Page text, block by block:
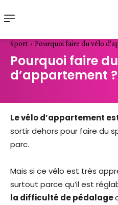
Sport Pourquoi faire du vélo
Pourquoi faire
d’appartement ?
Le vélo d’appartement
sortir dehors pour faire du
parc.
Mais si ce vélo est très
surtout parce qu’il est
la difficulté de pédalage